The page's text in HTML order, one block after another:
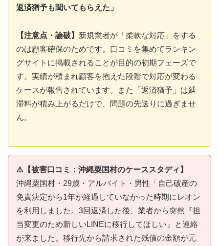
返済猶予も聞いてもらえた」
【注意点・論破】 新規業者が「柔軟な対応」をする
のは顧客確保のためです。口コミを集めてランキン
グサイトに掲載されることが目的の初期フェーズで
す。実績が積まれ顧客を抱えた段階で対応が変わる
ケースが報告されています。また「返済猶予」は延
滞料が積み上がるだけで、問題の先送りに過ぎませ
ん。
⚠️【被害口コミ：沖縄粟国村のケーススタディ】
沖縄粟国村・29歳・アルバイト・男性「自己破産の
免責決定から1年が経過していなかった時期にレオン
を利用しました。3回返済した後、業者から突然『担
当変更のため新しいLINEに移行してほしい』と連絡
が来ました。移行先から請求された残債の金額が元